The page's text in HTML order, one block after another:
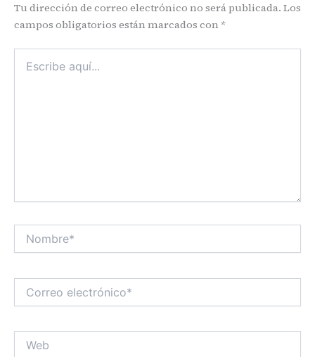
Tu dirección de correo electrónico no será publicada. Los
campos obligatorios están marcados con *
aquí...
Nombre*
electrónico*
Web